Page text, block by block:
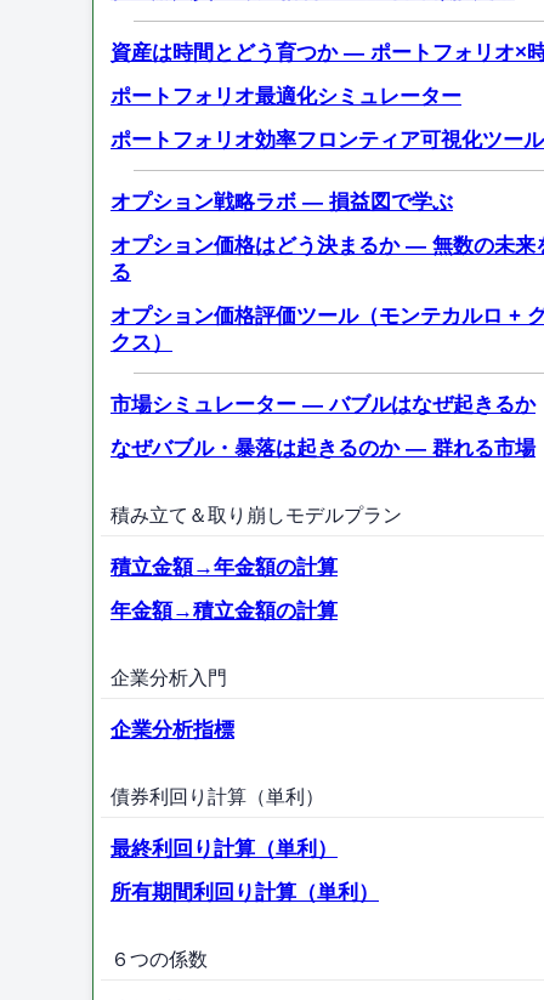
資産は時間とどう育つか — ポートフォリオ×
ポートフォリオ最適化シミュレーター
ポートフォリオ効率フロンティア可視化ツール
オプション戦略ラボ — 損益図で学ぶ
オプション価格はどう決まるか — 無数の未来
る
オプション価格評価ツール（モンテカルロ +
クス）
市場シミュレーター — バブルはなぜ起きるか
なぜバブル・暴落は起きるのか — 群れる市場
積み立て＆取り崩しモデルプラン
積立金額→年金額の計算
年金額→積立金額の計算
企業分析入門
企業分析指標
債券利回り計算（単利）
最終利回り計算（単利）
所有期間利回り計算（単利）
６つの係数